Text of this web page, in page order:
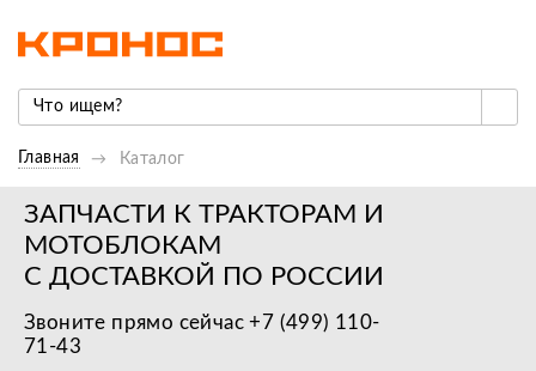
Главная Каталог
ЗАПЧАСТИ К ТРАКТОРАМ И
МОТОБЛОКАМ
С ДОСТАВКОЙ ПО РОССИИ
Звоните прямо сейчас +7 (499) 110-
71-43